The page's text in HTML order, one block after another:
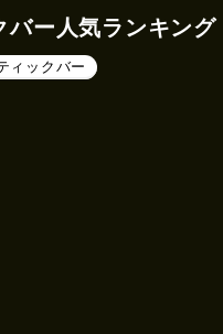
バー人気ランキング
ィックバー